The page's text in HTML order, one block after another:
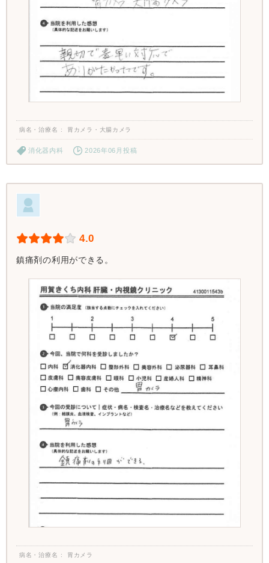
病名・治療名 胃カメラ・大腸カメラ
消化器内科 2026年06月投稿
4.0
鎮痛剤の利用ができる。
病名・治療名 胃カメラ